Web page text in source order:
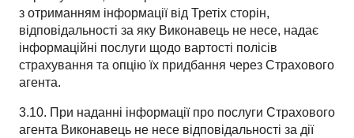
з отриманням інформації від Третіх сторін,
відповідальності за яку Виконавець не несе, надає
інформаційні послуги щодо вартості полісів
страхування та опцію їх придбання через Страхового
агента.
3.10. При наданні інформації про послуги Страхового
агента Виконавець не несе відповідальності за дії